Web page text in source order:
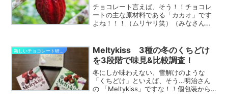
チョコレート言えば、そう！！チョコレ
ートの主な原材料である「カカオ」です
よね！！！（ムリヤリ笑）（みなさんの
な～！でもチョコ好きだから知りたいか
も！（私）「カカオ」を知...
Meltykiss 3種の冬のくちどけ
を3段階で味見&比較調査！
冬にしか味わえない、雪解けのような
「くちどけ」といえば、そう…明治さん
の 「Meltykiss」ですな！！個包装から